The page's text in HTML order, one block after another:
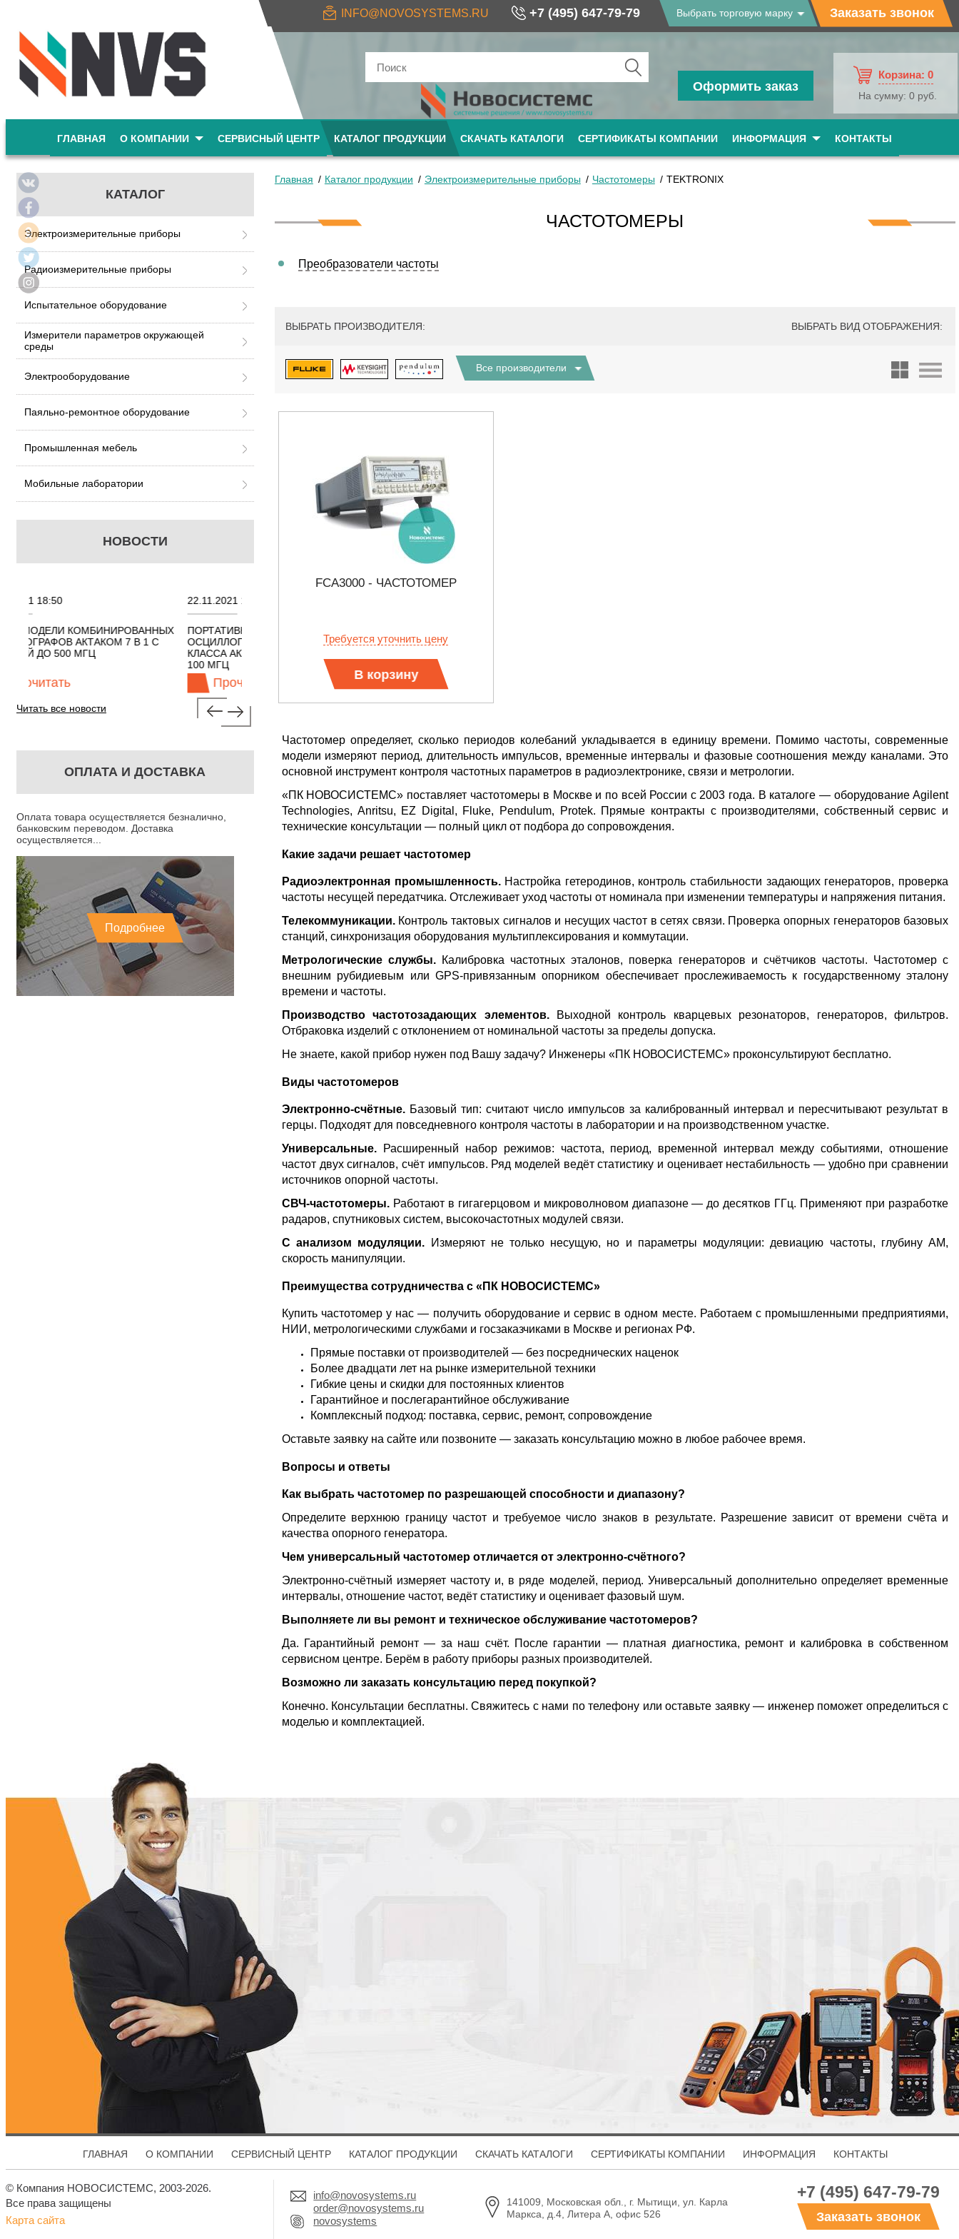
INFO@NOVOSYSTEMS.RU +7 (495) 647-79-79 Выбрать торговую марку Заказать звонок
Оформить заказ
Корзина: 0
На сумму: 0 руб.
ГЛАВНАЯ О КОМПАНИИ СЕРВИСНЫЙ ЦЕНТР КАТАЛОГ ПРОДУКЦИИ СКАЧАТЬ КАТАЛОГИ СЕРТИФИКАТЫ КОМПАНИИ ИНФОРМАЦИЯ КОНТАКТЫ
КАТАЛОГ
Электроизмерительные приборы
Радиоизмерительные приборы
Испытательное оборудование
Измерители параметров окружающей
среды
Электрооборудование
Паяльно-ремонтное оборудование
Промышленная мебель
Мобильные лаборатории
НОВОСТИ
В 1 С
ПОРТАТИВНЫЕ КОМБИНИРОВАННЫЕ
ОСЦИЛЛОГРАФЫ ЭКОНОМНОГО
КЛАССА АКТАКОМ "3 В 1" С ПОЛОСОЙ
TECHNOLOGIES СЕРИИ UXR
Прочитать
Читать все новости
ОПЛАТА И ДОСТАВКА
Оплата товара осуществляется безналично,
банковским переводом. Доставка
осуществляется...
Подробнее
Главная Каталог продукции Электроизмерительные приборы Частотомеры TEKTRONIX
ЧАСТОТОМЕРЫ
Преобразователи частоты
ВЫБРАТЬ ПРОИЗВОДИТЕЛЯ: ВЫБРАТЬ ВИД ОТОБРАЖЕНИЯ:
Все производители
FCA3000 - ЧАСТОТОМЕР
Требуется уточнить цену
В корзину
Частотомер определяет, сколько периодов колебаний укладывается в единицу времени. Помимо частоты, современные
модели измеряют период, длительность импульсов, временные интервалы и фазовые соотношения между каналами. Это
основной инструмент контроля частотных параметров в радиоэлектронике, связи и метрологии.
«ПК НОВОСИСТЕМС» поставляет частотомеры в Москве и по всей России с 2003 года. В каталоге — оборудование Agilent
Technologies, Anritsu, EZ Digital, Fluke, Pendulum, Protek. Прямые контракты с производителями, собственный сервис и
технические консультации — полный цикл от подбора до сопровождения.
Какие задачи решает частотомер
Радиоэлектронная промышленность.Настройка гетеродинов, контроль стабильности задающих генераторов, проверка
частоты несущей передатчика. Отслеживает уход частоты от номинала при изменении температуры и напряжения питания.
Телекоммуникации.Контроль тактовых сигналов и несущих частот в сетях связи. Проверка опорных генераторов базовых
станций, синхронизация оборудования мультиплексирования и коммутации.
Метрологические службы. Калибровка частотных эталонов, поверка генераторов и счётчиков частоты. Частотомер с
внешним рубидиевым или GPS-привязанным опорником обеспечивает прослеживаемость к государственному эталону
времени и частоты.
Производство частотозадающих элементов.Выходной контроль кварцевых резонаторов, генераторов, фильтров.
Отбраковка изделий с отклонением от номинальной частоты за пределы допуска.
Не знаете, какой прибор нужен под Вашу задачу? Инженеры «ПК НОВОСИСТЕМС» проконсультируют бесплатно.
Виды частотомеров
Электронно-счётные.Базовый тип: считают число импульсов за калиброванный интервал и пересчитывают результат в
герцы. Подходят для повседневного контроля частоты в лаборатории и на производственном участке.
Универсальные.Расширенный набор режимов: частота, период, временной интервал между событиями, отношение
частот двух сигналов, счёт импульсов. Ряд моделей ведёт статистику и оценивает нестабильность — удобно при сравнении
источников опорной частоты.
СВЧ-частотомеры.Работают в гигагерцовом и микроволновом диапазоне — до десятков ГГц. Применяют при разработке
радаров, спутниковых систем, высокочастотных модулей связи.
С анализом модуляции. Измеряют не только несущую, но и параметры модуляции: девиацию частоты, глубину АМ,
скорость манипуляции.
Преимущества сотрудничества с «ПК НОВОСИСТЕМС»
Купить частотомер у нас — получить оборудование и сервис в одном месте. Работаем с промышленными предприятиями,
НИИ, метрологическими службами и госзаказчиками в Москве и регионах РФ.
Прямые поставки от производителей — без посреднических наценок
Более двадцати лет на рынке измерительной техники
Гибкие цены и скидки для постоянных клиентов
Гарантийное и послегарантийное обслуживание
Комплексный подход: поставка, сервис, ремонт, сопровождение
Оставьте заявку на сайте или позвоните — заказать консультацию можно в любое рабочее время.
Вопросы и ответы
Как выбрать частотомер по разрешающей способности и диапазону?
Определите верхнюю границу частот и требуемое число знаков в результате. Разрешение зависит от времени счёта и
качества опорного генератора.
Чем универсальный частотомер отличается от электронно-счётного?
Электронно-счётный измеряет частоту и, в ряде моделей, период. Универсальный дополнительно определяет временные
интервалы, отношение частот, ведёт статистику и оценивает фазовый шум.
Выполняете ли вы ремонт и техническое обслуживание частотомеров?
Да. Гарантийный ремонт — за наш счёт. После гарантии — платная диагностика, ремонт и калибровка в собственном
сервисном центре. Берём в работу приборы разных производителей.
Возможно ли заказать консультацию перед покупкой?
Конечно. Консультации бесплатны. Свяжитесь с нами по телефону или оставьте заявку — инженер поможет определиться с
моделью и комплектацией.
ГЛАВНАЯ О КОМПАНИИ СЕРВИСНЫЙ ЦЕНТР КАТАЛОГ ПРОДУКЦИИ СКАЧАТЬ КАТАЛОГИ СЕРТИФИКАТЫ КОМПАНИИ ИНФОРМАЦИЯ КОНТАКТЫ
© Компания НОВОСИСТЕМС, 2003-2026.
Все права защищены
Карта сайта
info@novosystems.ru
order@novosystems.ru
novosystems
141009, Московская обл., г. Мытищи, ул. Карла
Маркса, д.4, Литера А, офис 526
+7 (495) 647-79-79
Заказать звонок